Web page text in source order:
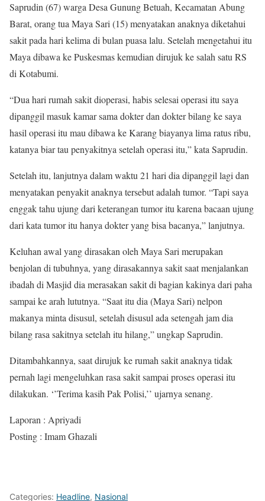
Saprudin (67) warga Desa Gunung Betuah, Kecamatan Abung
Barat, orang tua Maya Sari (15) menyatakan anaknya diketahui
sakit pada hari kelima di bulan puasa lalu. Setelah mengetahui itu
Maya dibawa ke Puskesmas kemudian dirujuk ke salah satu RS
di Kotabumi.
“Dua hari rumah sakit dioperasi, habis selesai operasi itu saya
dipanggil masuk kamar sama dokter dan dokter bilang ke saya
hasil operasi itu mau dibawa ke Karang biayanya lima ratus ribu,
katanya biar tau penyakitnya setelah operasi itu,” kata Saprudin.
Setelah itu, lanjutnya dalam waktu 21 hari dia dipanggil lagi dan
menyatakan penyakit anaknya tersebut adalah tumor. “Tapi saya
enggak tahu ujung dari keterangan tumor itu karena bacaan ujung
dari kata tumor itu hanya dokter yang bisa bacanya,” lanjutnya.
Keluhan awal yang dirasakan oleh Maya Sari merupakan
benjolan di tubuhnya, yang dirasakannya sakit saat menjalankan
ibadah di Masjid dia merasakan sakit di bagian kakinya dari paha
sampai ke arah lututnya. “Saat itu dia (Maya Sari) nelpon
makanya minta disusul, setelah disusul ada setengah jam dia
bilang rasa sakitnya setelah itu hilang,” ungkap Saprudin.
Ditambahkannya, saat dirujuk ke rumah sakit anaknya tidak
pernah lagi mengeluhkan rasa sakit sampai proses operasi itu
dilakukan. ‘’Terima kasih Pak Polisi,’’ ujarnya senang.
Laporan : Apriyadi
Posting : Imam Ghazali
Categories: Headline, Nasional